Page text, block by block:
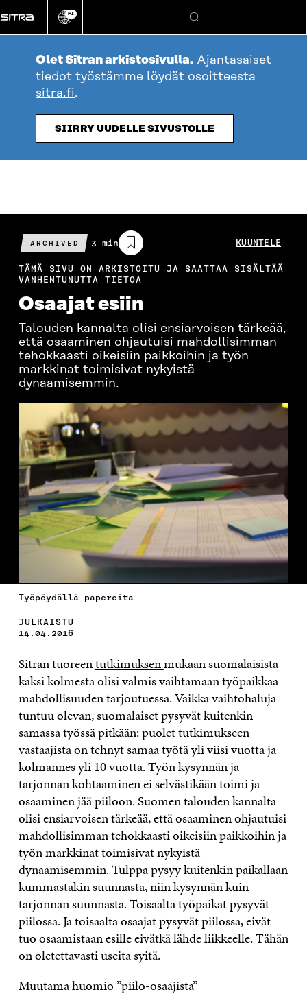
suoraan
sisältöön
Vaihda
kieli
FI
Hae
Olet Sitran arkistosivulla. Ajantasaiset
tiedot työstämme löydät osoitteesta
sitra.fi.
SIIRRY UUDELLE SIVUSTOLLE
ARCHIVED
Arvioitu
lukuaika
3 min KUUNTELE
TÄMÄ SIVU ON ARKISTOITU JA SAATTAA SISÄLTÄÄ
VANHENTUNUTTA TIETOA
Osaajat esiin
Talouden kannalta olisi ensiarvoisen tärkeää,
että osaaminen ohjautuisi mahdollisimman
tehokkaasti oikeisiin paikkoihin ja työn
markkinat toimisivat nykyistä
dynaamisemmin.
Työpöydällä papereita
JULKAISTU
14.04.2016
Sitran tuoreentutkimuksenmukaan suomalaisista
kaksi kolmesta olisi valmis vaihtamaan työpaikkaa
mahdollisuuden tarjoutuessa. Vaikka vaihtohaluja
tuntuu olevan, suomalaiset pysyvät kuitenkin
samassa työssä pitkään: puolet tutkimukseen
vastaajista on tehnyt samaa työtä yli viisi vuotta ja
kolmannes yli 10 vuotta. Työn kysynnän ja
tarjonnan kohtaaminen ei selvästikään toimi ja
osaaminen jää piiloon. Suomen talouden kannalta
olisi ensiarvoisen tärkeää, että osaaminen ohjautuisi
mahdollisimman tehokkaasti oikeisiin paikkoihin ja
työn markkinat toimisivat nykyistä
dynaamisemmin. Tulppa pysyy kuitenkin paikallaan
kummastakin suunnasta, niin kysynnän kuin
tarjonnan suunnasta. Toisaalta työpaikat pysyvät
piilossa. Ja toisaalta osaajat pysyvät piilossa, eivät
tuo osaamistaan esille eivätkä lähde liikkeelle. Tähän
on oletettavasti useita syitä.
Muutama huomio ”piilo-osaajista”